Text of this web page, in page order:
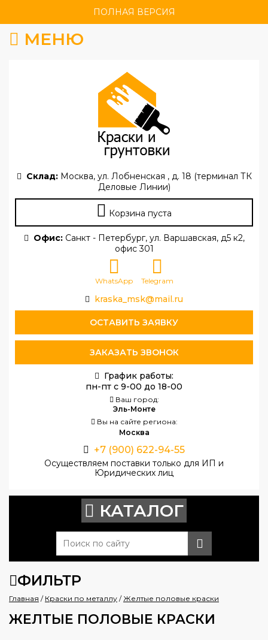
ПОЛНАЯ ВЕРСИЯ
МЕНЮ
Склад:Москва, ул. Лобненская , д. 18 (терминал ТК
Деловые Линии)
Корзина пуста
Офис:Санкт - Петербург, ул. Варшавская, д5 к2,
офис 301
WhatsApp Telegram
kraska_msk@mail.ru
ОСТАВИТЬ ЗАЯВКУ
ЗАКАЗАТЬ ЗВОНОК
График работы:
пн-пт с 9-00 до 18-00
Ваш город:
Эль-Монте
Вы на сайте региона:
Москва
+7 (900) 622-94-55
Осуществляем поставки только для ИП и
Юридических лиц
КАТАЛОГ
ФИЛЬТР
Главная / Краски по металлу / Желтые половые краски
ЖЕЛТЫЕ ПОЛОВЫЕ КРАСКИ